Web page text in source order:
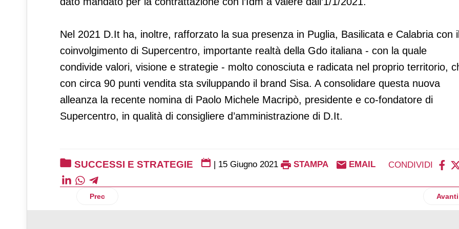
Nel 2021 D.It ha, inoltre, rafforzato la sua presenza in Puglia, Basilicata e Calabria con
coinvolgimento di Supercentro, importante realtà della Gdo italiana - con la quale
condivide valori, visione e strategie - molto conosciuta e radicata nel proprio territorio,
con circa 90 punti vendita sta sviluppando il brand Sisa. A consolidare questa nuova
alleanza la recente nomina di Paolo Michele Macripò, presidente e co-fondatore di
Supercentro, in qualità di consigliere d’amministrazione di D.It.
SUCCESSI E STRATEGIE | 15 Giugno 2021 STAMPA EMAIL CONDIVIDI
Articolo precedente: Coop Liguria, nel 2020 ricavi per 760 milioni di euro
Prec Avanti